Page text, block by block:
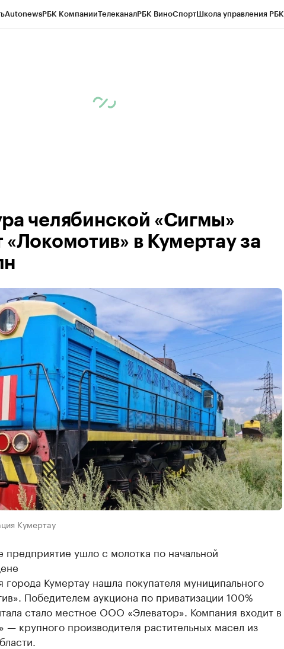
AutonewsРБК КомпанииТелеканалРБК ВиноСпортШкола управления РБК
челябинской «Сигмы»
«Локомотив» в Кумертау за
Кумертау
предприятие ушло с молотка по начальной
города Кумертау нашла покупателя муниципального
Победителем аукциона по приватизации 100%
стало местное ООО «Элеватор». Компания входит в
— крупного производителя растительных масел из